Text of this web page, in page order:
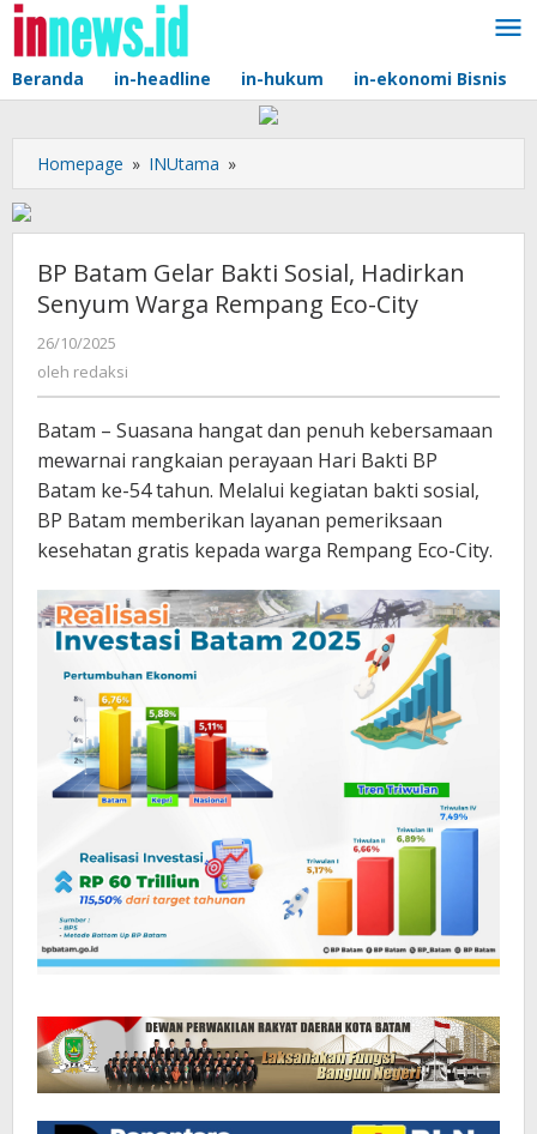
Lewati
konten
Beranda in-headline in-hukum in-ekonomi Bisnis
Homepage » INUtama »
Batam
Bakti
Sosial,
Hadirkan
Senyum
BP Batam Gelar Bakti Sosial, Hadirkan
Senyum Warga Rempang Eco-City
26/10/2025
redaksi
oleh redaksi
Batam – Suasana hangat dan penuh kebersamaan
mewarnai rangkaian perayaan Hari Bakti BP
Batam ke-54 tahun. Melalui kegiatan bakti sosial,
BP Batam memberikan layanan pemeriksaan
kesehatan gratis kepada warga Rempang Eco-City.